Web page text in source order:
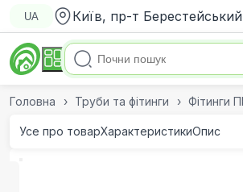
UA Київ, пр-т
Головна Труби та фітинги Фітинги
Усе про товарХарактеристикиОпис